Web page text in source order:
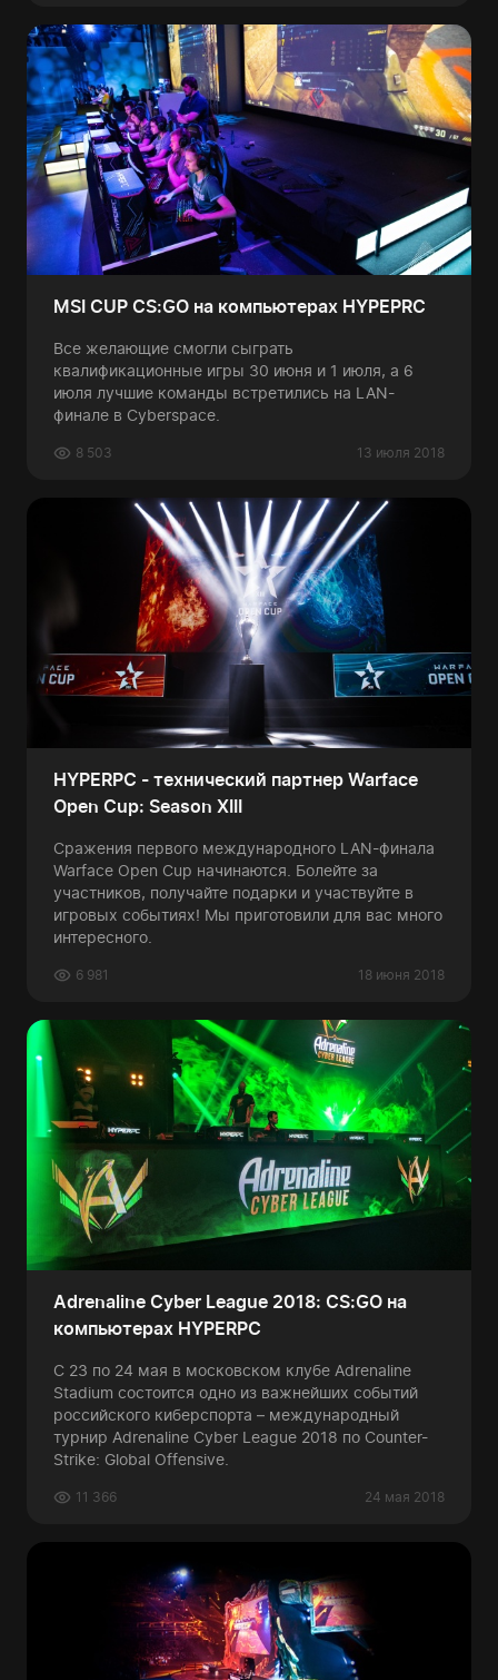
MSI CUP CS:GO на компьютерах HYPEPRC
Все желающие смогли сыграть
квалификационные игры 30 июня и 1 июля, а 6
июля лучшие команды встретились на LAN-
финале в Cyberspace.
13 июля 2018
8 503
HYPERPC - технический партнер Warface
Open Cup: Season XIII
Сражения первого международного LAN-финала
Warface Open Cup начинаются. Болейте за
участников, получайте подарки и участвуйте в
игровых событиях! Мы приготовили для вас много
интересного.
18 июня 2018
6 981
Adrenaline Cyber League 2018: CS:GO на
компьютерах HYPERPC
С 23 по 24 мая в московском клубе Adrenaline
Stadium состоится одно из важнейших событий
российского киберспорта – международный
турнир Adrenaline Cyber League 2018 по Counter-
Strike: Global Offensive.
24 мая 2018
11 366